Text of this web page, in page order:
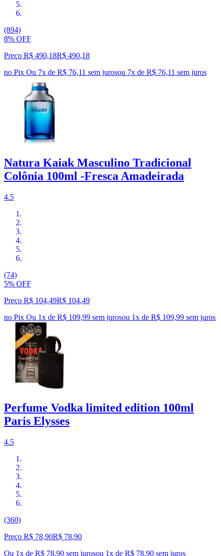
(894)
8% OFF
Preço R$ 490,18R$ 490,18
no Pix Ou 7x de R$ 76,11 sem jurosou 7x de R$ 76,11 sem juros
Natura Kaiak Masculino Tradicional
Colônia 100ml -Fresca Amadeirada
4.5
(74)
5% OFF
Preço R$ 104,49R$ 104,49
no Pix Ou 1x de R$ 109,99 sem jurosou 1x de R$ 109,99 sem juros
Perfume Vodka limited edition 100ml
Paris Elysses
4.5
(360)
Preço R$ 78,90R$ 78,90
Ou 1x de R$ 78,90 sem jurosou 1x de R$ 78,90 sem juros